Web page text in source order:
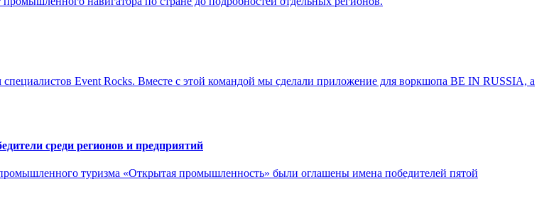
Event Rocks. Вместе с этой командой мы сделали приложение для воркшопа BE IN RUSSIA, а
среди регионов и предприятий
туризма «Открытая промышленность» были оглашены имена победителей пятой